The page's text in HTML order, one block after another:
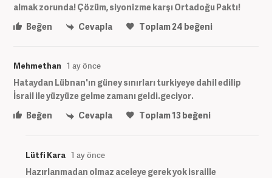
almak zorunda! Çözüm, siyonizme karşı Ortadoğu Paktı!
Beğen
Cevapla Toplam24 beğeni
Mehmethan 1 ay önce
Hataydan Lübnan'ın güney sınırları turkiyeye dahil edilip
İsrail ile yüzyüze gelme zamanı geldi.geciyor.
Beğen
Cevapla Toplam13beğeni
Lütfi Kara 1 ay önce
Hazırlanmadan olmaz aceleye gerek yok israille